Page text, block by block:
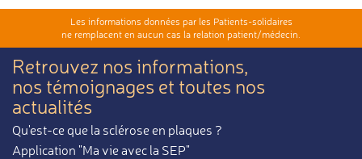
Les informations données par les Patients-solidaires
ne remplacent en aucun cas la relation patient/médecin.
Retrouvez nos informations,
nos témoignages et toutes nos
actualités
Qu'est-ce que la sclérose en plaques ?
Application "Ma vie avec la SEP"